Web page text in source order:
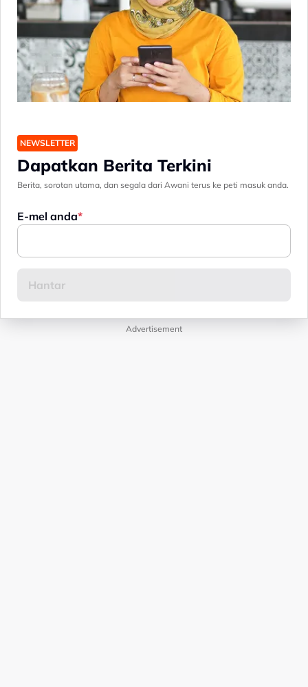
NEWSLETTER
Dapatkan Berita Terkini
Berita, sorotan utama, dan segala dari Awani terus ke peti masuk anda.
E-mel anda
Advertisement